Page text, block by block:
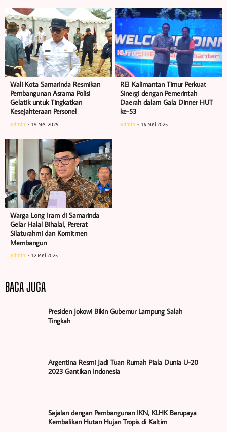
Wali Kota Samarinda Resmikan
Pembangunan Asrama Polisi
Gelatik untuk Tingkatkan
Kesejahteraan Personel
admin 19 Mei 2025
REI Kalimantan Timur Perkuat
Sinergi dengan Pemerintah
Daerah dalam Gala Dinner HUT
ke-53
admin 14 Mei 2025
Warga Long Iram di Samarinda
Gelar Halal Bihalal, Pererat
Silaturahmi dan Komitmen
Membangun
admin 12 Mei 2025
BACA JUGA
Presiden Jokowi Bikin Gubernur Lampung Salah
Tingkah
Argentina Resmi Jadi Tuan Rumah Piala Dunia U-20
2023 Gantikan Indonesia
Sejalan dengan Pembangunan IKN, KLHK Berupaya
Kembalikan Hutan Hujan Tropis di Kaltim